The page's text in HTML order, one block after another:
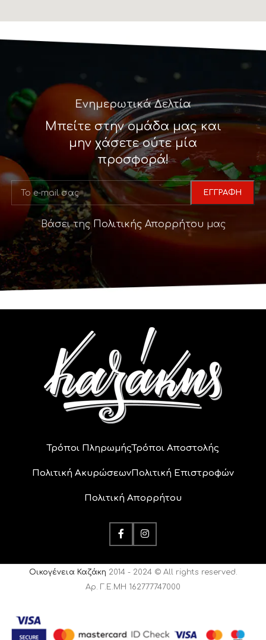
Ενημερωτικά Δελτία
Μπείτε στην ομάδα μας και
μην χάσετε ούτε μία
προσφορά!
Βάσει της Πολιτικής Απορρήτου μας
Τρόποι ΠληρωμήςΤρόποι Αποστολής
Πολιτική ΑκυρώσεωνΠολιτική Επιστροφών
Πολιτική Απορρήτου
Οικογένεια Καζάκη 2014 - 2024 © All rights reserved.
Αρ. Γ.Ε.ΜΗ 162777747000